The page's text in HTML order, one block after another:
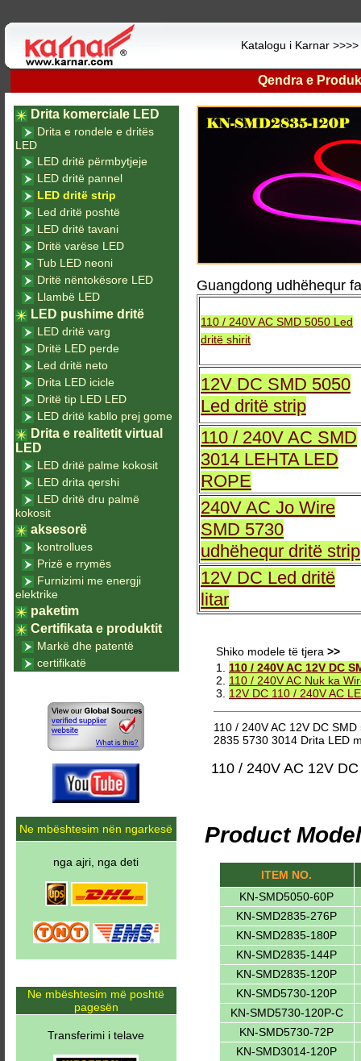
Katalogu i Karnar >>>>
Qendra e
Guangdong udhëhequr
110 / 240V AC SMD 5050 Led
dritë shirit
12V DC SMD 5050
Led dritë strip
110 / 240V AC SMD
3014 LEHTA LED
ROPE
240V AC Jo Wire
SMD 5730
udhëhequr dritë strip
12V DC Led dritë
litar
Shiko modele të tjera >>
1. 110 / 240V AC 12V DC
2. 110 / 240V AC Nuk ka
3. 12V DC 110 / 240V AC
110 / 240V AC 12V DC
2835 5730 3014 Drita LED
110 / 240V AC 12V
Product
ITEM NO.
KN-SMD5050-60P
KN-SMD2835-276P
KN-SMD2835-180P
KN-SMD2835-144P
KN-SMD2835-120P
KN-SMD5730-120P
KN-SMD5730-120P-C
KN-SMD5730-72P
KN-SMD3014-120P
Drita komerciale LED
Drita e rondele e dritës
LED
LED dritë përmbytjeje
LED dritë pannel
LED dritë strip
Led dritë poshtë
LED dritë tavani
Dritë varëse LED
Tub LED neoni
Dritë nëntokësore LED
Llambë LED
LED pushime dritë
LED dritë varg
Dritë LED perde
Led dritë neto
Drita LED icicle
Dritë tip LED LED
LED dritë kabllo prej gome
Drita e realitetit virtual
LED
LED dritë palme kokosit
LED drita qershi
LED dritë dru palmë
kokosit
aksesorë
kontrollues
Prizë e rrymës
Furnizimi me energji
elektrike
paketim
Certifikata e produktit
Markë dhe patentë
certifikatë
Ne mbështesim nën ngarkesë
nga ajri, nga deti
Ne mbështesim më poshtë
pagesën
Transferimi i telave